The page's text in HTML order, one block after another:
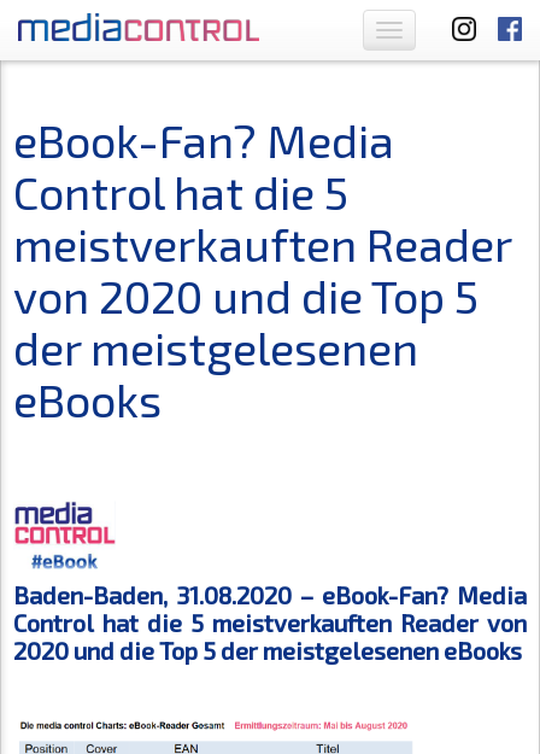
Toggle
navigation
eBook-Fan? Media
Control hat die 5
meistverkauften Reader
von 2020 und die Top 5
der meistgelesenen
eBooks
Baden-Baden, 31.08.2020 – eBook-Fan? Media
Control hat die 5 meistverkauften Reader von
2020 und die Top 5 der meistgelesenen eBooks